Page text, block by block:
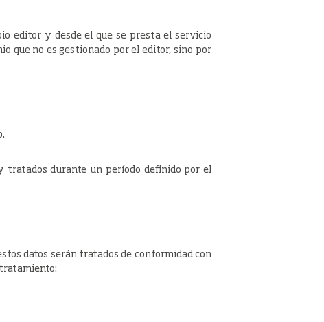
editor y desde el que se presta el servicio
que no es gestionado por el editor, sino por
tratados durante un período definido por el
datos serán tratados de conformidad con
tratamiento: